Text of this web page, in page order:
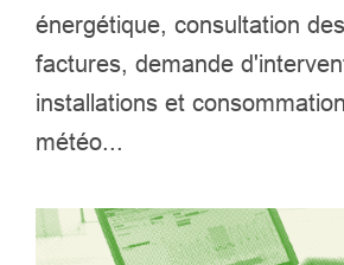
énergétique, consultation
factures, demande
installations et
météo...